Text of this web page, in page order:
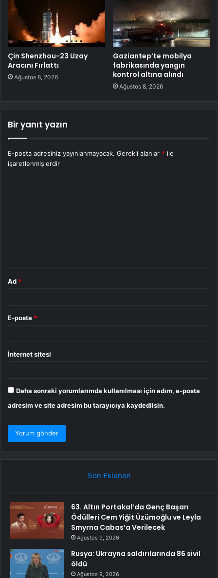
Çin Shenzhou-23 Uzay
Aracını Fırlattı
Ağustos 8, 2026
Gaziantep’te mobilya
fabrikasında yangın
kontrol altına alındı
Ağustos 8, 2026
Bir yanıt yazın
E-posta adresiniz yayınlanmayacak. Gerekli alanlar * ile
işaretlenmişlerdir
Ad *
E-posta *
İnternet sitesi
Daha sonraki yorumlarımda kullanılması için adım, e-posta
adresim ve site adresim bu tarayıcıya kaydedilsin.
Son Eklenen
63. Altın Portakal’da Genç Başarı
Ödülleri Cem Yiğit Üzümoğlu ve Leyla
Smyrna Cabas’a Verilecek
Ağustos 9, 2026
Rusya: Ukrayna saldırılarında 86 sivil
öldü
Ağustos 9, 2026